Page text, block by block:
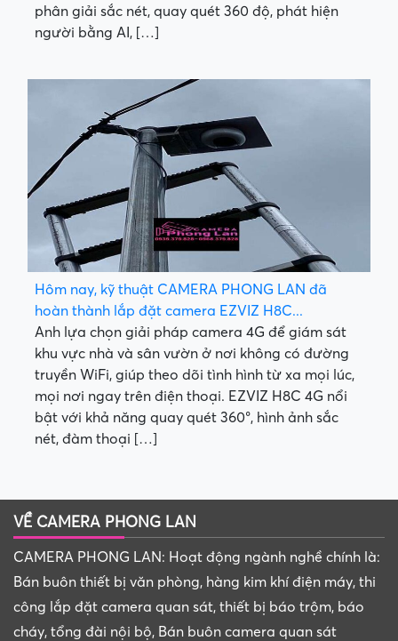
phân giải sắc nét, quay quét 360 độ, phát hiện
người bằng AI, […]
Hôm nay, kỹ thuật CAMERA PHONG LAN đã
hoàn thành lắp đặt camera EZVIZ H8C...
Anh lựa chọn giải pháp camera 4G để giám sát
khu vực nhà và sân vườn ở nơi không có đường
truyền WiFi, giúp theo dõi tình hình từ xa mọi lúc,
mọi nơi ngay trên điện thoại. EZVIZ H8C 4G nổi
bật với khả năng quay quét 360°, hình ảnh sắc
nét, đàm thoại […]
VỀ CAMERA PHONG LAN
CAMERA PHONG LAN: Hoạt động ngành nghề chính là:
Bán buôn thiết bị văn phòng, hàng kim khí điện máy, thi
công lắp đặt camera quan sát, thiết bị báo trộm, báo
cháy, tổng đài nội bộ, Bán buôn camera quan sát